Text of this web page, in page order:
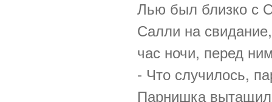
Лью был близко с
Салли на
час ночи, перед
- Что случилось,
Парнишка